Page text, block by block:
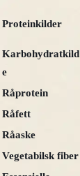
Proteinkilder
Karbohydratkild
e
Råprotein
Råfett
Råaske
Vegetabilsk fiber